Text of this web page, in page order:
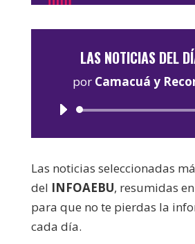
LAS NOTICIAS DEL
por Camacuá y
Las noticias seleccionadas
del INFOAEBU, resumidas
para que no te pierdas la
cada día.